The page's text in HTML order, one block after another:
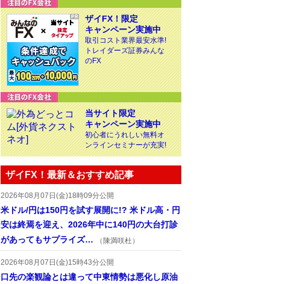
ザイFX！限定
キャンペーン実施中
取引コスト業界最安水準!
トレイダーズ証券みんな
のFX
当サイト限定
キャンペーン実施中
初心者にうれしい無料オ
ンラインセミナーが充実!
ザイFX！最新＆おすすめ記事
2026年08月07日(金)18時09分公開
米ドル/円は150円を試す展開に!? 米ドル高・円
安は終焉を迎え、2026年中に140円の大台打診
があってもサプライズ…
（陳満咲杜）
2026年08月07日(金)15時43分公開
口先の楽観論とは違って中東情勢は悪化し原油